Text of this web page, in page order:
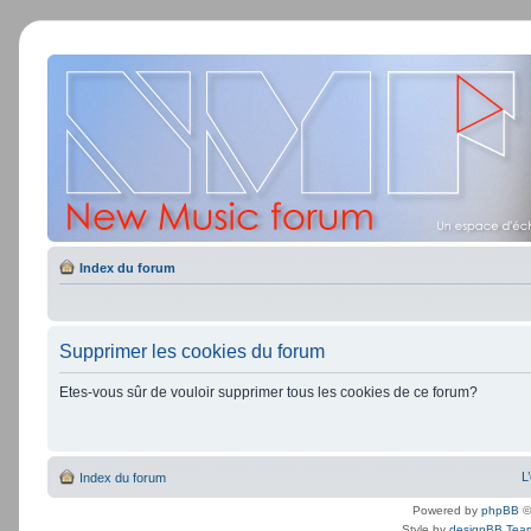
Index du forum
Supprimer les cookies du forum
Etes-vous sûr de vouloir supprimer tous les cookies de ce forum?
Index du forum
Powered by phpBB